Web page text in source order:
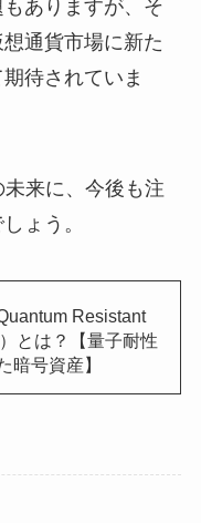
ありますが、そ
通貨市場に新た
待されていま
来に、今後も注
ょう。
Resistant
とは？【量子耐性
暗号資産】